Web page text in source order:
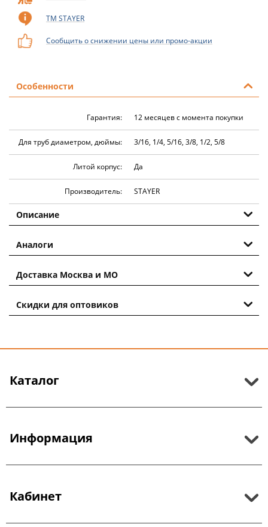
ТМ STAYER
Сообщить о снижении цены или промо-акции
Особенности
Гарантия: 12 месяцев с момента покупки
Для труб диаметром, дюймы: 3/16, 1/4, 5/16, 3/8, 1/2, 5/8
Литой корпус: Да
Производитель: STAYER
Описание
Аналоги
Доставка Москва и МО
Скидки для оптовиков
Каталог
Информация
Кабинет